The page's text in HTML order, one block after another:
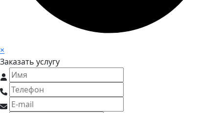
×
Заказать услугу